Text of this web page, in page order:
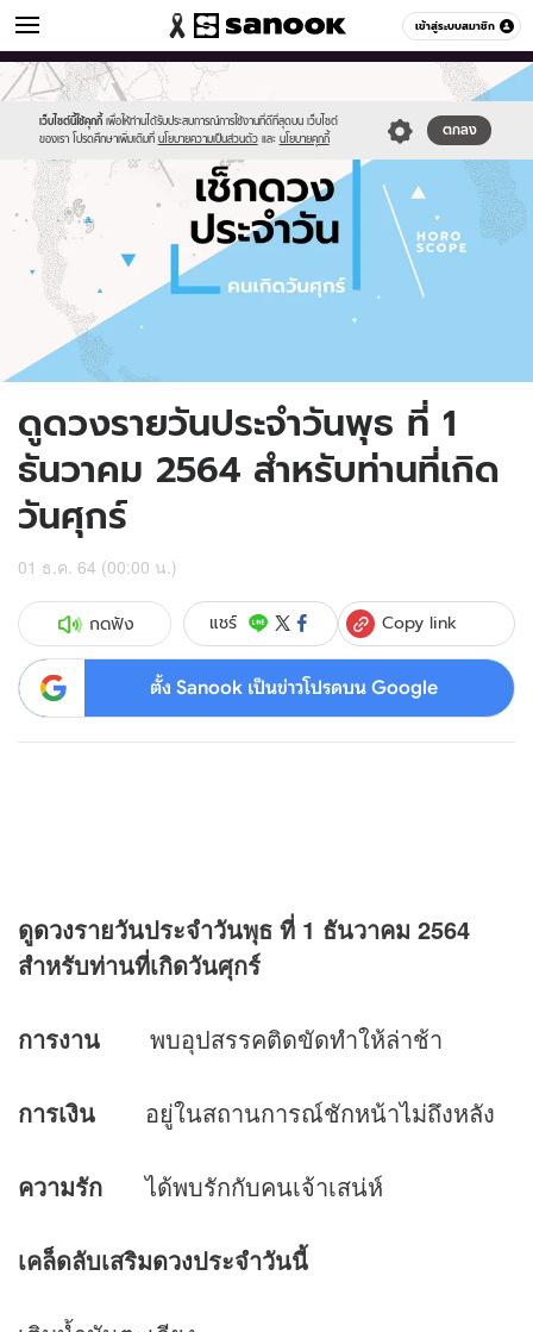
เข้าสู่ระบบสมาชิก
ดูดวง หมวดอื่นๆ
เว็บไซต์นี้ใช้คุกกี้ เพื่อให้ท่านได้รับประสบการณ์การใช้งานที่ดีที่สุดบน เว็บไซต์
ของเรา โปรดศึกษาเพิ่มเติมที่ นโยบายความเป็นส่วนตัว และ นโยบายคุกกี้
ตกลง
Sanook
//s.isanook.com/sr/0/images/logo-
new-
sanook.png
600
60
//s.isanook.com/ho/0/ud/fxd/day/daily-
horoscope-
friday.jpg
ดูดวงรายวันประจำวันพุธ ที่ 1
ธันวาคม 2564 สำหรับท่านที่เกิด
วันศุกร์
01 ธ.ค. 64 (00:00 น.)
กดฟัง แชร์ Copy link
ตั้ง Sanook เป็นข่าวโปรดบน Google
ดูดวงรายวันประจำวันพุธ ที่ 1 ธันวาคม 2564
สำหรับท่านที่เกิดวันศุกร์
การงาน พบอุปสรรคติดขัดทำให้ล่าช้า
การเงิน อยู่ในสถานการณ์ชักหน้าไม่ถึงหลัง
ความรัก ได้พบรักกับคนเจ้าเสน่ห์
เคล็ดลับเสริมดวงประจำวันนี้